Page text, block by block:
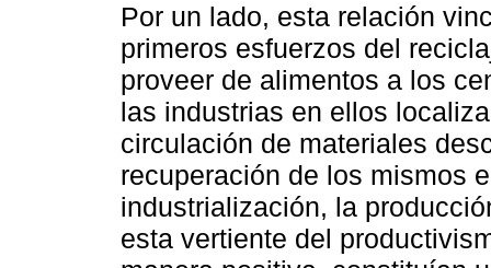
Por un lado, esta relación
primeros esfuerzos del
proveer de alimentos a los
las industrias en ellos
circulación de materiales
recuperación de los mismos
industrialización, la
esta vertiente del